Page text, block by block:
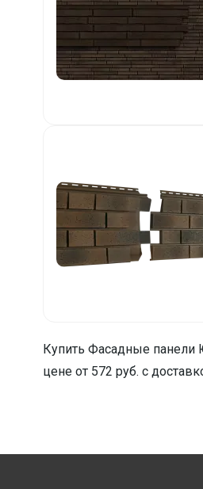
Купить Фасадные панели
цене от 572 руб. с